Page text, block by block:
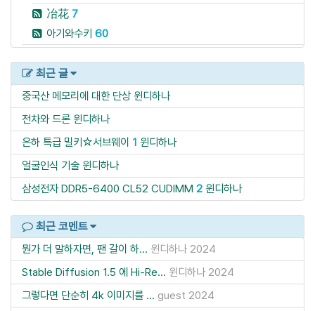
冶花 7
아기와수키 60
최근 글
중국산 메모리에 대한 단상 윈디하나
전차와 드론 윈디하나
은하 특급 밀키☆서브웨이 1 윈디하나
얼굴인식 기술 윈디하나
삼성전자 DDR5-6400 CL52 CUDIMM 2 윈디하나
최근 코멘트
뭔가 더 말하자면, 팬 갈이 하... 윈디하나 2024
Stable Diffusion 1.5 에 Hi-Re... 윈디하나 2024
그렇다면 단순히 4k 이미지를 ... guest 2024